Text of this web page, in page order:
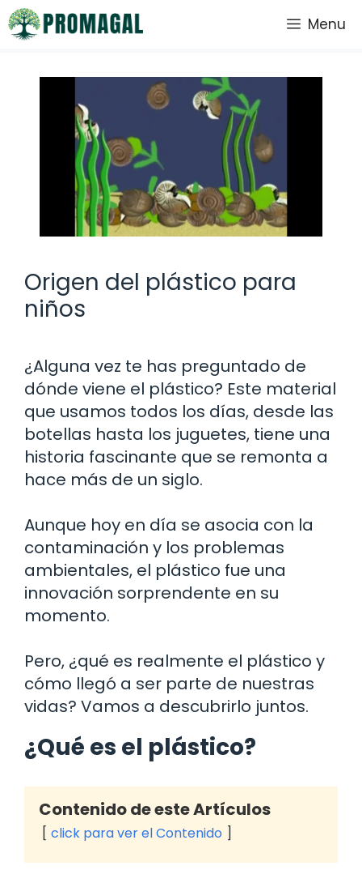
Saltar
al
Menu
Origen del plástico para
niños
¿Alguna vez te has preguntado de
dónde viene el plástico? Este material
que usamos todos los días, desde las
botellas hasta los juguetes, tiene una
historia fascinante que se remonta a
hace más de un siglo.
Aunque hoy en día se asocia con la
contaminación y los problemas
ambientales, el plástico fue una
innovación sorprendente en su
momento.
Pero, ¿qué es realmente el plástico y
cómo llegó a ser parte de nuestras
vidas? Vamos a descubrirlo juntos.
¿Qué es el plástico?
Contenido de este Artículos
click para ver el Contenido